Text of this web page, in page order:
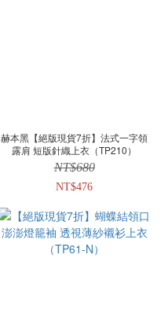
赫本黑【絕版現貨7折】法式一字領
露肩 短版針織上衣（TP210）
NT$680
NT$476